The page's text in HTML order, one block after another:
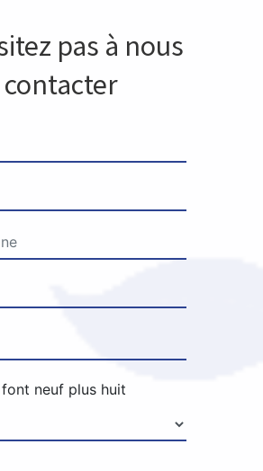
pas à nous
contacter
neuf plus huit